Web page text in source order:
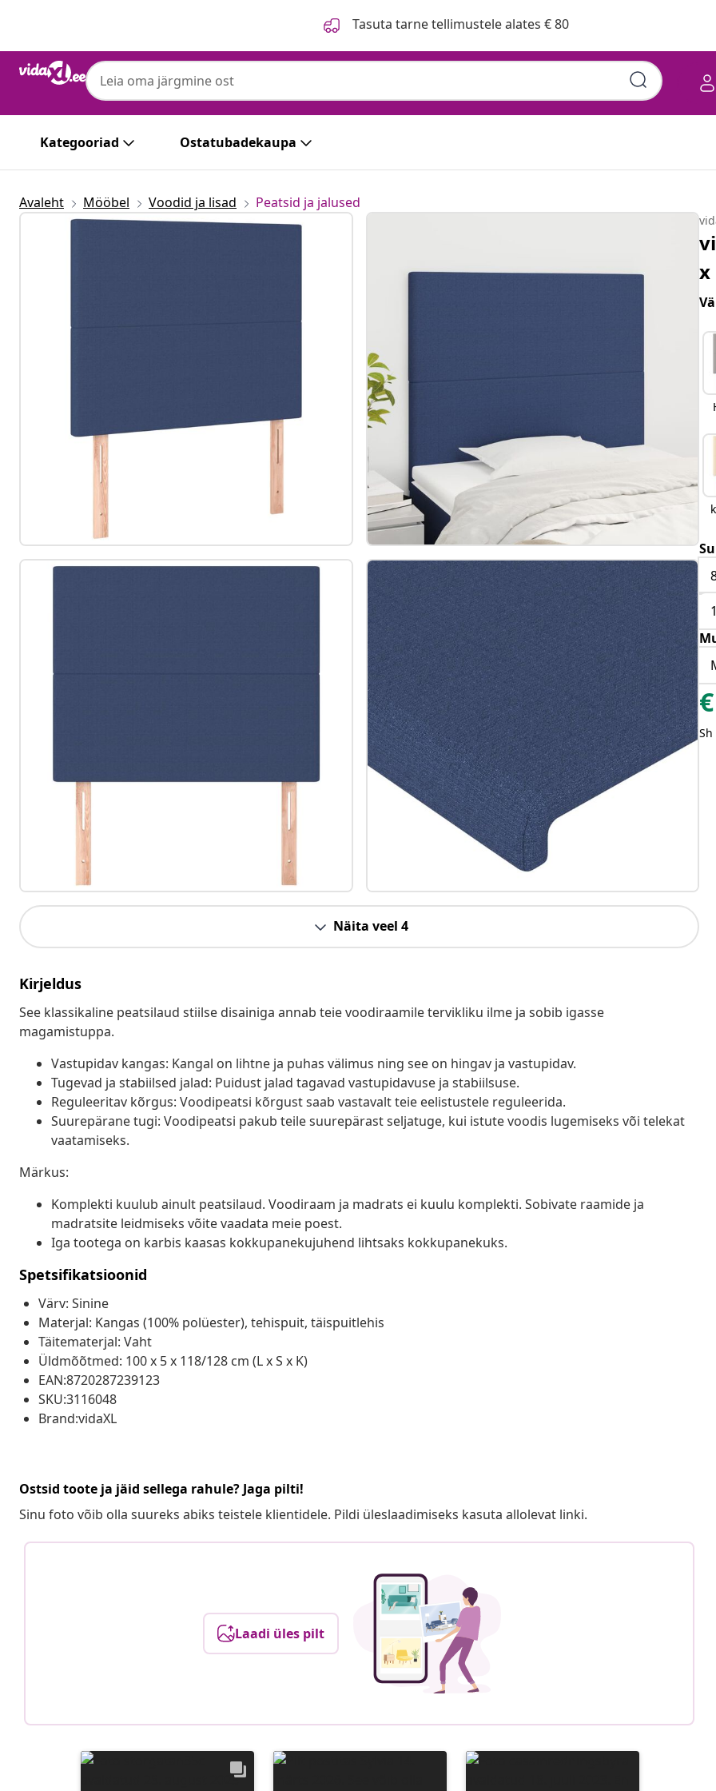
Tasuta tarne tellimustele alates € 80
Kategooriad Ostatubadekaupa
Avaleht Mööbel Voodid ja lisad Peatsid ja jalused
Näita veel 4
Kirjeldus
See klassikaline peatsilaud stiilse disainiga annab teie voodiraamile tervikliku ilme ja sobib igasse
magamistuppa.
Vastupidav kangas: Kangal on lihtne ja puhas välimus ning see on hingav ja vastupidav.
Tugevad ja stabiilsed jalad: Puidust jalad tagavad vastupidavuse ja stabiilsuse.
Reguleeritav kõrgus: Voodipeatsi kõrgust saab vastavalt teie eelistustele reguleerida.
Suurepärane tugi: Voodipeatsi pakub teile suurepärast seljatuge, kui istute voodis lugemiseks või telekat
vaatamiseks.
Märkus:
Komplekti kuulub ainult peatsilaud. Voodiraam ja madrats ei kuulu komplekti. Sobivate raamide ja
madratsite leidmiseks võite vaadata meie poest.
Iga tootega on karbis kaasas kokkupanekujuhend lihtsaks kokkupanekuks.
Spetsifikatsioonid
Värv: Sinine
Materjal: Kangas (100% polüester), tehispuit, täispuitlehis
Täitematerjal: Vaht
Üldmõõtmed: 100 x 5 x 118/128 cm (L x S x K)
EAN:8720287239123
SKU:3116048
Brand:vidaXL
Ostsid toote ja jäid sellega rahule? Jaga pilti!
Sinu foto võib olla suureks abiks teistele klientidele. Pildi üleslaadimiseks kasuta allolevat linki.
Laadi üles pilt
x
€
Sh